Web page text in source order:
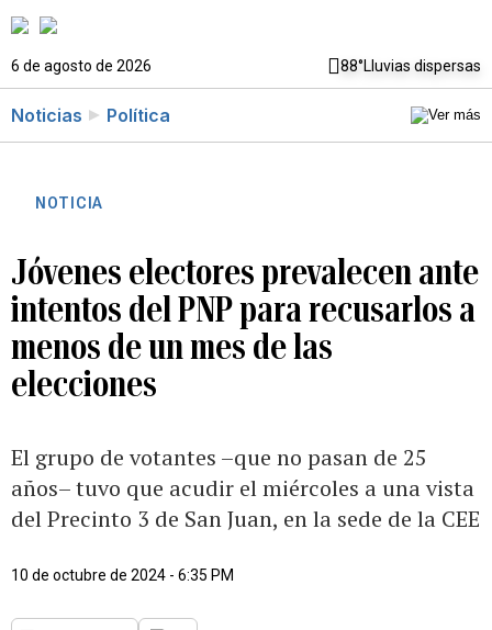
6 de agosto de 2026 88°Lluvias dispersas
Noticias Política
NOTICIA
Jóvenes electores prevalecen ante
intentos del PNP para recusarlos a
menos de un mes de las
elecciones
El grupo de votantes –que no pasan de 25
años– tuvo que acudir el miércoles a una vista
del Precinto 3 de San Juan, en la sede de la CEE
10 de octubre de 2024 - 6:35 PM